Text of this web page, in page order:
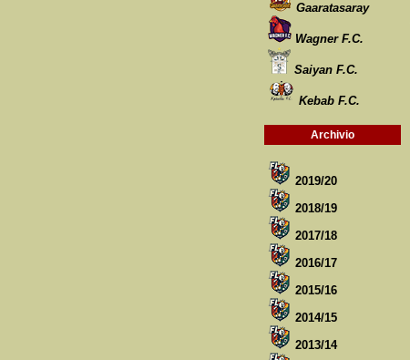
Gaaratasaray
Wagner F.C.
Saiyan F.C.
Kebab F.C.
Archivio
2019/20
2018/19
2017/18
2016/17
2015/16
2014/15
2013/14